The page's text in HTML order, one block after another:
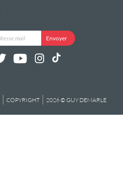
COPYRIGHT 2026 © GUY DEMARLE